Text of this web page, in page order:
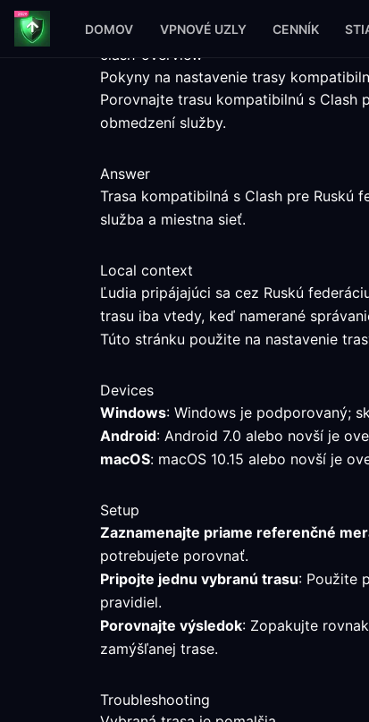
DOMOV VPNOVÉ UZLY CENNÍK
clash-overview
Pokyny na nastavenie trasy
Porovnajte trasu kompatibilnú s Clash
obmedzení služby.
Answer
Trasa kompatibilná s Clash pre
služba a miestna sieť.
Local context
Ľudia pripájajúci sa cez Ruskú
trasu iba vtedy, keď namerané
Túto stránku použite na nastavenie
Devices
Windows: Windows je podporovaný;
Android: Android 7.0 alebo novší je
macOS: macOS 10.15 alebo novší je
Setup
Zaznamenajte priame referenčné
potrebujete porovnať.
Pripojte jednu vybranú trasu: Použite
pravidiel.
Porovnajte výsledok: Zopakujte
zamýšľanej trase.
Troubleshooting